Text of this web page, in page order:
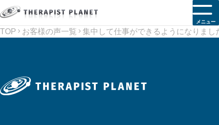
メニュー
TOP お客様の声一覧 集中して仕事ができるようになりまし